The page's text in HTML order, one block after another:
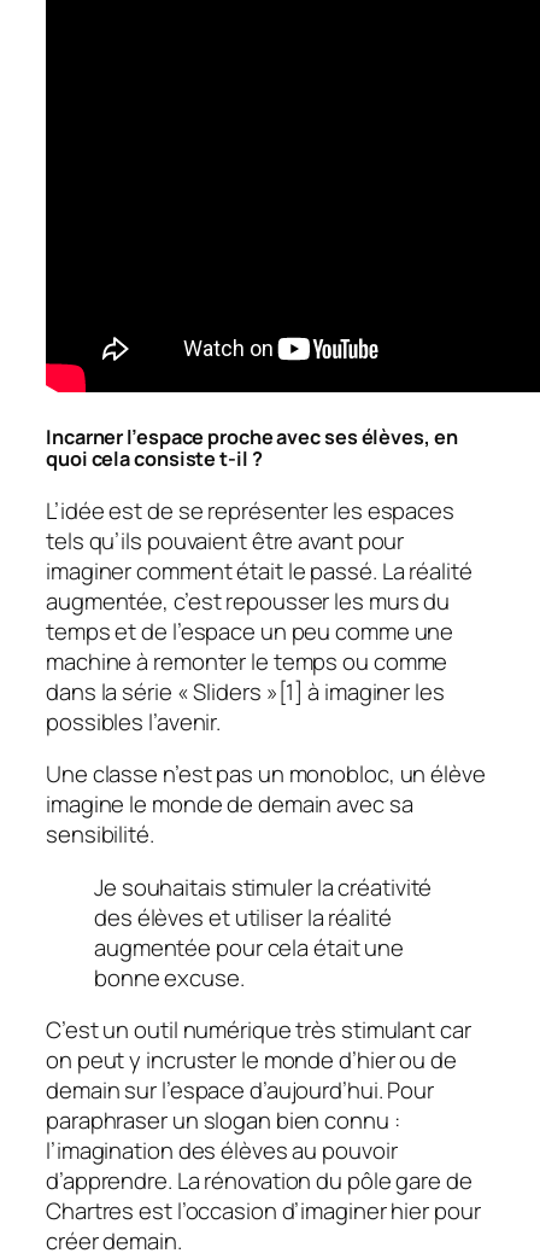
Incarner l’espace proche avec ses élèves, en
quoi cela consiste t-il ?
L’idée est de se représenter les espaces
tels qu’ils pouvaient être avant pour
imaginer comment était le passé. La réalité
augmentée, c’est repousser les murs du
temps et de l’espace un peu comme une
machine à remonter le temps ou comme
dans la série «Sliders »[1] à imaginer les
possibles l’avenir.
Une classe n’est pas un monobloc, un élève
imagine le monde de demain avec sa
sensibilité.
Je souhaitais stimuler la créativité
des élèves et utiliser la réalité
augmentée pour cela était une
bonne excuse.
C’est un outil numérique très stimulant car
on peut y incruster le monde d’hier ou de
demain sur l’espace d’aujourd’hui. Pour
paraphraser un slogan bien connu :
l’imagination des élèves au pouvoir
d’apprendre. La rénovation du pôle gare de
Chartres est l’occasion d’imaginer hier pour
créer demain.